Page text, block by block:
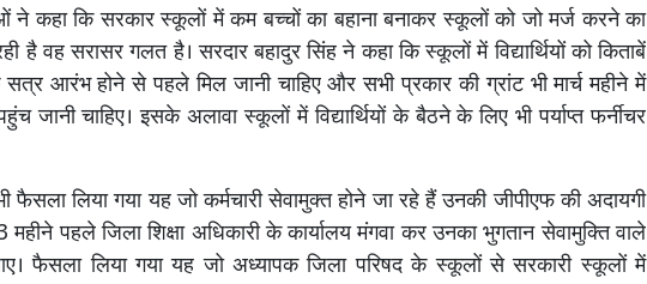
ने कहा कि सरकार स्कूलों में कम बच्चों का बहाना बनाकर स्कूलों को जो मर्ज करने का
है वह सरासर गलत है। सरदार बहादुर सिंह ने कहा कि स्कूलों में विद्यार्थियों को किताबें
सत्र आरंभ होने से पहले मिल जानी चाहिए और सभी प्रकार की ग्रांट भी मार्च महीने में
जानी चाहिए। इसके अलावा स्कूलों में विद्यार्थियों के बैठने के लिए भी पर्याप्त फर्नीचर
फैसला लिया गया यह जो कर्मचारी सेवामुक्त होने जा रहे हैं उनकी जीपीएफ की अदायगी
पहले जिला शिक्षा अधिकारी के कार्यालय मंगवा कर उनका भुगतान सेवामुक्ति वाले
फैसला लिया गया यह जो अध्यापक जिला परिषद के स्कूलों से सरकारी स्कूलों में